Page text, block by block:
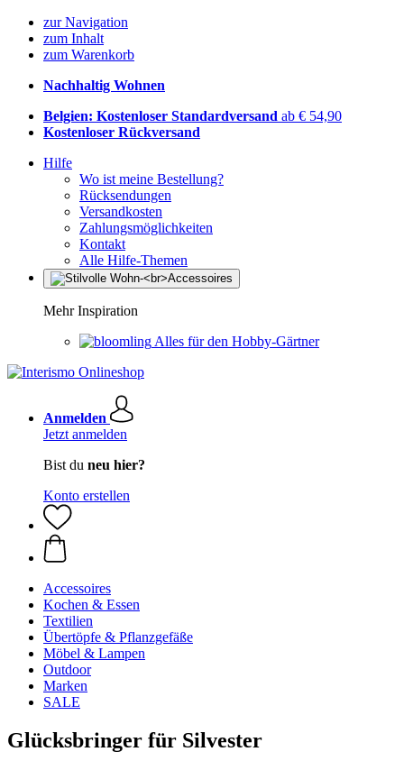
zur Navigation
zum Inhalt
zum Warenkorb
Nachhaltig Wohnen
Belgien: Kostenloser Standardversand ab € 54,90
Kostenloser Rückversand
Hilfe
Wo ist meine Bestellung?
Rücksendungen
Versandkosten
Zahlungsmöglichkeiten
Kontakt
Alle Hilfe-Themen
Mehr Inspiration
Alles für den Hobby-Gärtner
Anmelden
Jetzt anmelden
Bist du neu hier?
Konto erstellen
Accessoires
Kochen & Essen
Textilien
Übertöpfe & Pflanzgefäße
Möbel & Lampen
Outdoor
Marken
SALE
Glücksbringer für Silvester